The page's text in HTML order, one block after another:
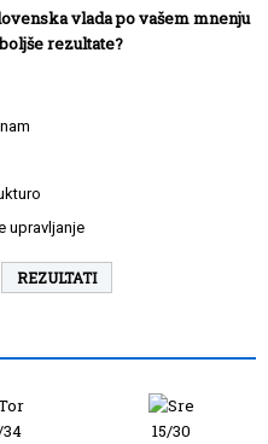
vlada po vašem mnenju
rezultate?
upravljanje
REZULTATI
34
15/30